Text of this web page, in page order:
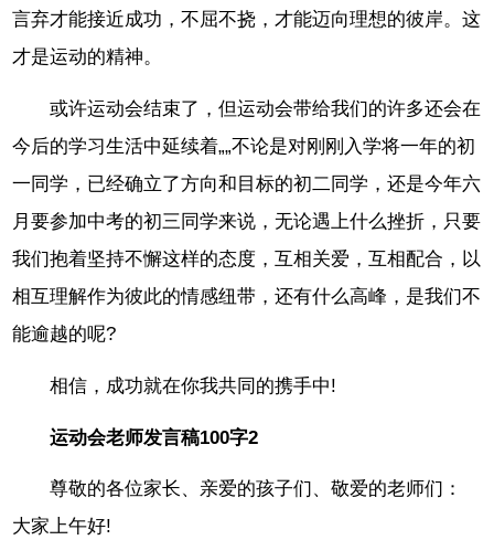
言弃才能接近成功，不屈不挠，才能迈向理想的彼岸。这
才是运动的精神。
或许运动会结束了，但运动会带给我们的许多还会在
今后的学习生活中延续着„„不论是对刚刚入学将一年的初
一同学，已经确立了方向和目标的初二同学，还是今年六
月要参加中考的初三同学来说，无论遇上什么挫折，只要
我们抱着坚持不懈这样的态度，互相关爱，互相配合，以
相互理解作为彼此的情感纽带，还有什么高峰，是我们不
能逾越的呢?
相信，成功就在你我共同的携手中!
运动会老师发言稿100字2
尊敬的各位家长、亲爱的孩子们、敬爱的老师们：
大家上午好!